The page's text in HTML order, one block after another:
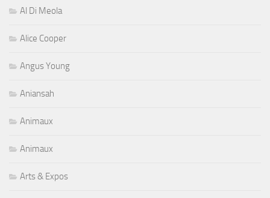
Al Di Meola
Alice Cooper
Angus Young
Aniansah
Animaux
Animaux
Arts & Expos